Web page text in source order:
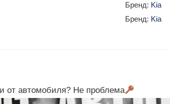
Бренд: Kia
Бренд: Kia
от автомобиля? Не проблема